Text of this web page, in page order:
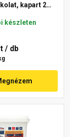
kapart 2
készleten
/ db